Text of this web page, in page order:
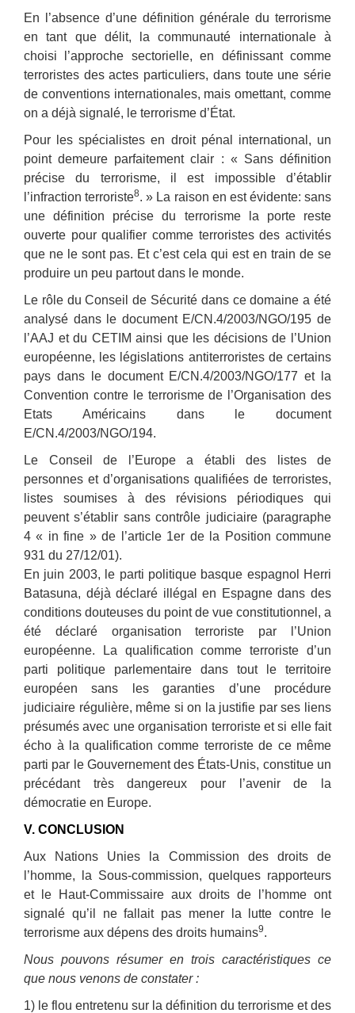
En l’absence d’une définition générale du terrorisme
en tant que délit, la communauté internationale à
choisi l’approche sectorielle, en définissant comme
terroristes des actes particuliers, dans toute une série
de conventions internationales, mais omettant, comme
on a déjà signalé, le terrorisme d’État.
Pour les spécialistes en droit pénal international, un
point demeure parfaitement clair : « Sans définition
précise du terrorisme, il est impossible d’établir
l’infraction terroriste8. » La raison en est évidente: sans
une définition précise du terrorisme la porte reste
ouverte pour qualifier comme terroristes des activités
que ne le sont pas. Et c’est cela qui est en train de se
produire un peu partout dans le monde.
Le rôle du Conseil de Sécurité dans ce domaine a été
analysé dans le document E/CN.4/2003/NGO/195 de
l’AAJ et du CETIM ainsi que les décisions de l’Union
européenne, les législations antiterroristes de certains
pays dans le document E/CN.4/2003/NGO/177 et la
Convention contre le terrorisme de l’Organisation des
Etats Américains dans le document
E/CN.4/2003/NGO/194.
Le Conseil de l’Europe a établi des listes de
personnes et d’organisations qualifiées de terroristes,
listes soumises à des révisions périodiques qui
peuvent s’établir sans contrôle judiciaire (paragraphe
4 « in fine » de l’article 1er de la Position commune
931 du 27/12/01).
En juin 2003, le parti politique basque espagnol Herri
Batasuna, déjà déclaré illégal en Espagne dans des
conditions douteuses du point de vue constitutionnel, a
été déclaré organisation terroriste par l’Union
européenne. La qualification comme terroriste d’un
parti politique parlementaire dans tout le territoire
européen sans les garanties d’une procédure
judiciaire régulière, même si on la justifie par ses liens
présumés avec une organisation terroriste et si elle fait
écho à la qualification comme terroriste de ce même
parti par le Gouvernement des États-Unis, constitue un
précédant très dangereux pour l’avenir de la
démocratie en Europe.
V. CONCLUSION
Aux Nations Unies la Commission des droits de
l’homme, la Sous-commission, quelques rapporteurs
et le Haut-Commissaire aux droits de l’homme ont
signalé qu’il ne fallait pas mener la lutte contre le
terrorisme aux dépens des droits humains9.
Nous pouvons résumer en trois caractéristiques ce
que nous venons de constater :
1) le flou entretenu sur la définition du terrorisme et des